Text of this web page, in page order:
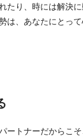
たり、時には解決
は、あなたにとっ
ートナーだからこ